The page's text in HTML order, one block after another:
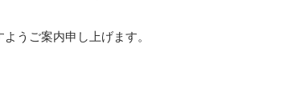
うご案内申し上げます。